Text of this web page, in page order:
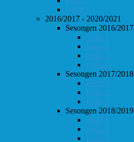
Follo 3
2016/2017 - 2020/2021
Sesongen 2016/2017
Follo 1
Follo 2
Follo 3
Follo 4
Sesongen 2017/2018
Follo 1
Follo 2
Follo 3
Sesongen 2018/2019
Follo 1
Follo 2
Follo 3